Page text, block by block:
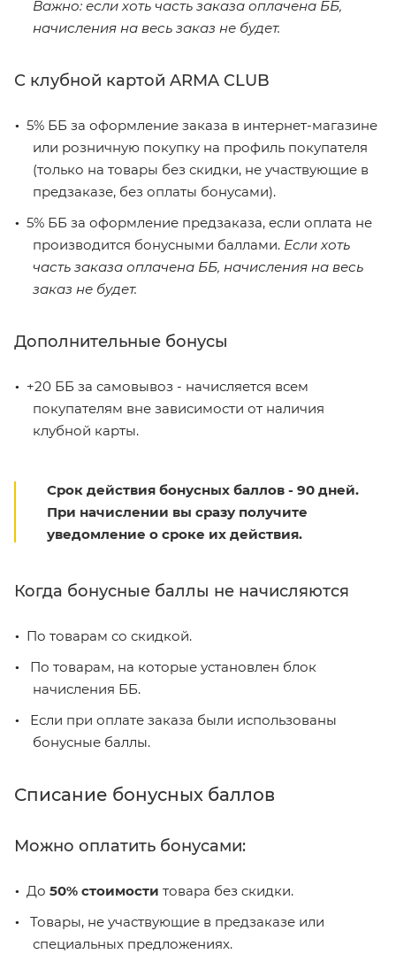
Важно: если хоть часть заказа оплачена ББ,
начисления на весь заказ не будет.
С клубной картой ARMA CLUB
5% ББ за оформление заказа в интернет-магазине
или розничную покупку на профиль покупателя
(только на товары без скидки, не участвующие в
предзаказе, без оплаты бонусами).
5% ББ за оформление предзаказа, если оплата не
производится бонусными баллами. Если хоть
часть заказа оплачена ББ, начисления на весь
заказ не будет.
Дополнительные бонусы
+20 ББ за самовывоз - начисляется всем
покупателям вне зависимости от наличия
клубной карты.
Срок действия бонусных баллов - 90 дней.
При начислении вы сразу получите
уведомление о сроке их действия.
Когда бонусные баллы не начисляются
По товарам со скидкой.
По товарам, на которые установлен блок
начисления ББ.
Если при оплате заказа были использованы
бонусные баллы.
Списание бонусных баллов
Можно оплатить бонусами:
До 50% стоимости товара без скидки.
Товары, не участвующие в предзаказе или
специальных предложениях.